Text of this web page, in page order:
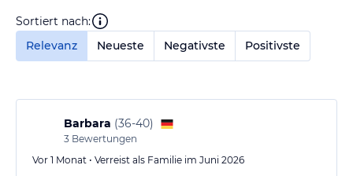
Sortiert nach:
Relevanz
Neueste Negativste Positivste
Barbara (36-40)
3 Bewertungen
Vor 1 Monat • Verreist als Familie im Juni 2026